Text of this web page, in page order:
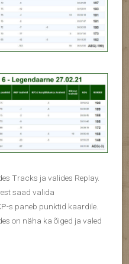
Tracks ja valides Replay.
saad valida
s paneb punktid kaardile.
on näha ka õiged ja valed